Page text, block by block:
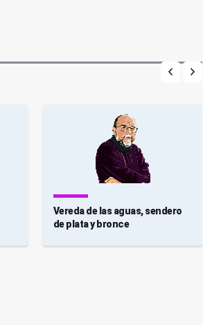
Vereda de las aguas, sendero
de plata y bronce